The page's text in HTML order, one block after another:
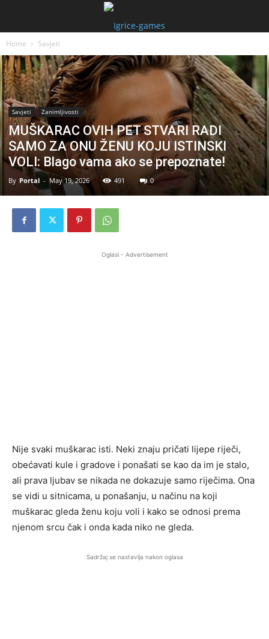
Home Savjeti
Savjeti Zanimljivosti
MUŠKARAC OVIH PET STVARI RADI
SAMO ZA ONU ŽENU KOJU ISTINSKI
VOLI: Blago vama ako se prepoznate!
By Portal - May 19, 2026 491 0
Oglasi - Advertisement
Nije svaki muškarac isti. Neki znaju pričati lijepe riječi,
obećavati kule i gradove i ponašati se kao da im je stalo,
ali prava ljubav se nikada ne dokazuje samo riječima. Ona
se vidi u sitnicama, u ponašanju, u načinu na koji
muškarac gleda ženu koju voli i kako se odnosi prema
njenom srcu čak i onda kada niko ne gleda.
Sadržaj se nastavlja nakon oglasa